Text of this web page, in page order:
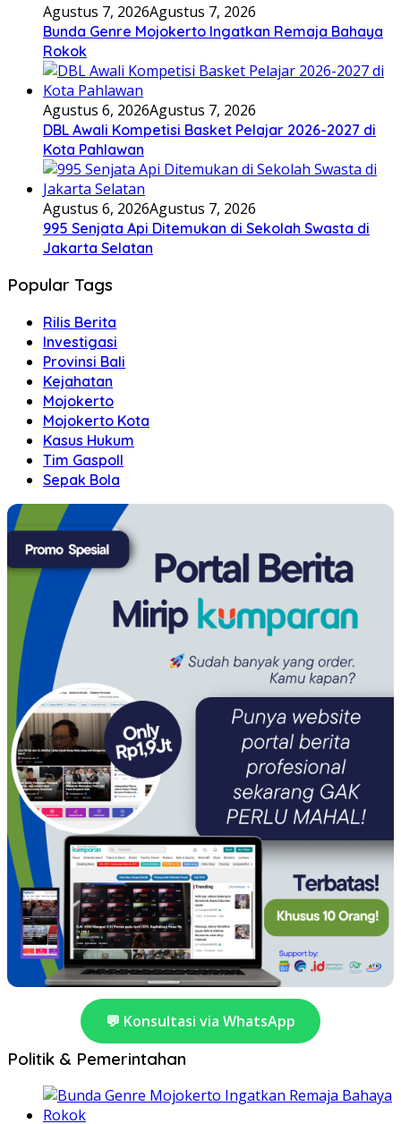
Agustus 7, 2026Agustus 7, 2026
Bunda Genre Mojokerto Ingatkan Remaja Bahaya
Rokok
Agustus 6, 2026Agustus 7, 2026
DBL Awali Kompetisi Basket Pelajar 2026-2027 di
Kota Pahlawan
Agustus 6, 2026Agustus 7, 2026
995 Senjata Api Ditemukan di Sekolah Swasta di
Jakarta Selatan
Popular Tags
Rilis Berita
Investigasi
Provinsi Bali
Kejahatan
Mojokerto
Mojokerto Kota
Kasus Hukum
Tim Gaspoll
Sepak Bola
💬 Konsultasi via WhatsApp
Politik & Pemerintahan